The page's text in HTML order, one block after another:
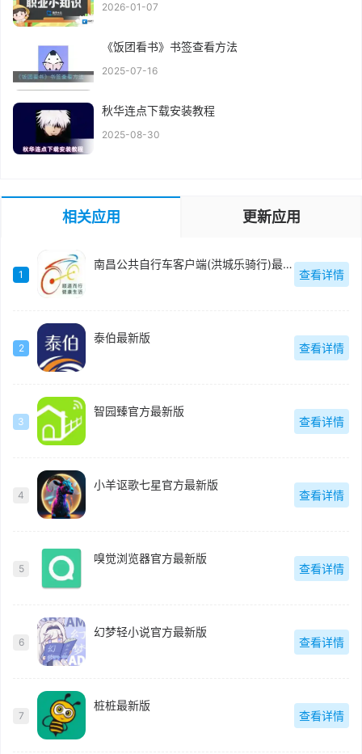
2026-01-07
《饭团看书》书签查看方法
2025-07-16
秋华连点下载安装教程
2025-08-30
相关应用 更新应用
1
南昌公共自行车客户端(洪城乐骑行)最新版
查看详情
2
泰伯最新版
查看详情
3
智园臻官方最新版
查看详情
4
小羊讴歌七星官方最新版
查看详情
5
嗅觉浏览器官方最新版
查看详情
6
幻梦轻小说官方最新版
查看详情
7
桩桩最新版
查看详情